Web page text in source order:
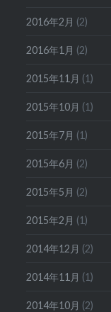
2016年2月 (2)
2016年1月 (2)
2015年11月 (1)
2015年10月 (1)
2015年7月 (1)
2015年6月 (2)
2015年5月 (2)
2015年2月 (1)
2014年12月 (2)
2014年11月 (1)
2014年10月 (2)